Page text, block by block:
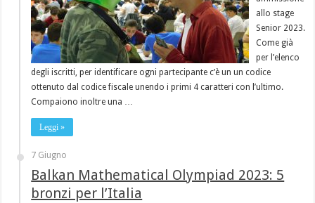
allo stage
Senior 2023.
Come già
per l’elenco
degli iscritti, per identificare ogni partecipante c’è un un codice
ottenuto dal codice fiscale unendo i primi 4 caratteri con l’ultimo.
Compaiono inoltre una …
Leggi »
7 Giugno
Balkan Mathematical Olympiad 2023: 5
bronzi per l’Italia